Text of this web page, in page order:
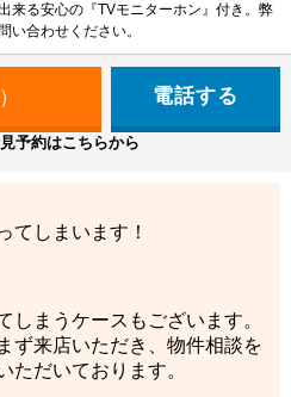
来る安心の『TVモニターホン』付き。弊
い合わせください。
電話する
予約はこちらから
てしまいます！
しまうケースもございます。
ず来店いただき、物件相談を
ただいております。